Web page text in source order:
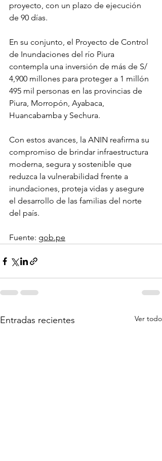
proyecto, con un plazo de ejecución
de 90 días.
En su conjunto, el Proyecto de Control
de Inundaciones del río Piura
contempla una inversión de más de S/
4,900 millones para proteger a 1 millón
495 mil personas en las provincias de
Piura, Morropón, Ayabaca,
Huancabamba y Sechura.
Con estos avances, la ANIN reafirma su
compromiso de brindar infraestructura
moderna, segura y sostenible que
reduzca la vulnerabilidad frente a
inundaciones, proteja vidas y asegure
el desarrollo de las familias del norte
del país.
Fuente: gob.pe
Entradas recientes Ver todo